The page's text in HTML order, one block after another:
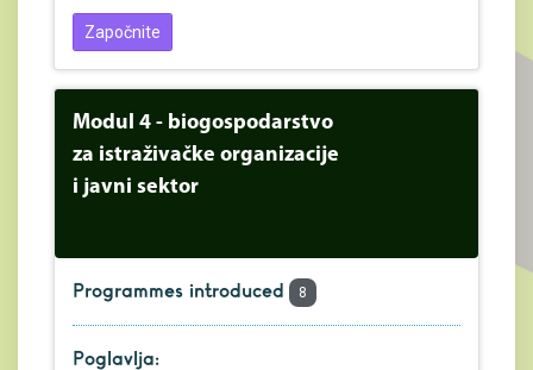
Započnite
Modul 4 - biogospodarstvo
za istraživačke organizacije
i javni sektor
Programmes introduced 8
Poglavlja: